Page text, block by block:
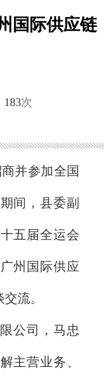
国际供应链
183次
并参加全国
间，县委副
五届全运会
州国际供应
流。
公司，马忠
主营业务、